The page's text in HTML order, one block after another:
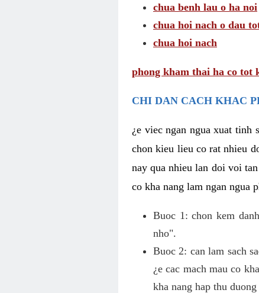
chua benh lau o ha noi
chua hoi nach o dau
chua hoi nach
phong kham thai ha co tot
CHI DAN CACH KHAC
¿e viec ngan ngua xuat tinh
chon kieu lieu co rat nhieu
nay qua nhieu lan doi voi
co kha nang lam ngan ngua
Buoc 1: chon kem
nho".
Buoc 2: can lam sach
¿e cac mach mau co
kha nang hap thu